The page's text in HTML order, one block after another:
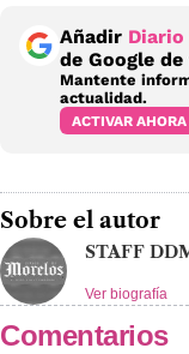
Añadir
de Google
Mantente
actualidad.
ACTIVAR AHORA
Sobre el autor
STAFF
Ver biografía
Comentarios